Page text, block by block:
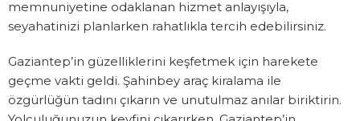
memnuniyetine odaklanan hizmet anlayışıyla,
seyahatinizi planlarken rahatlıkla tercih edebilirsiniz.
Gaziantep’in güzelliklerini keşfetmek için harekete
geçme vakti geldi. Şahinbey araç kiralama ile
özgürlüğün tadını çıkarın ve unutulmaz anılar biriktirin.